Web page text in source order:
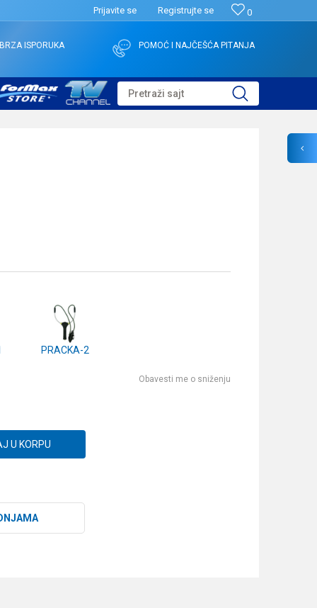
0
Prijavite se Registrujte se
BRZA ISPORUKA POMOĆ I NAJČEŠĆA PITANJA
Pretraži sajt
PRACKA-2
Obavesti me o sniženju
U KORPU